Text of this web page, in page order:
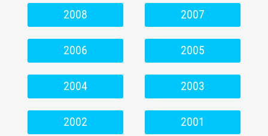
2008 2007
2006 2005
2004 2003
2002 2001